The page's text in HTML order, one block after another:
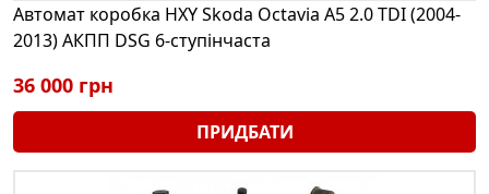
Автомат коробка HXY Skoda Octavia A5 2.0 TDI (2004-
2013) АКПП DSG 6-ступінчаста
36 000 грн
ПРИДБАТИ